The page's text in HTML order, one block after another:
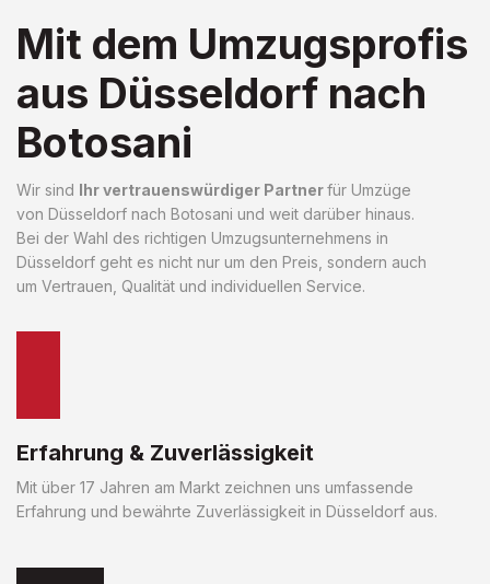
Mit dem Umzugsprofis
aus Düsseldorf nach
Botosani
Wir sind Ihr vertrauenswürdiger Partnerfür Umzüge
von Düsseldorf nach Botosani und weit darüber hinaus.
Bei der Wahl des richtigen Umzugsunternehmens in
Düsseldorf geht es nicht nur um den Preis, sondern auch
um Vertrauen, Qualität und individuellen Service.
Erfahrung & Zuverlässigkeit
Mit über 17 Jahren am Markt zeichnen uns umfassende
Erfahrung und bewährte Zuverlässigkeit in Düsseldorf aus.